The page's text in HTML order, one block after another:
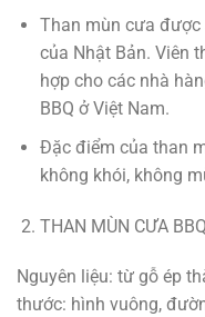
Than mùn cưa được
của Nhật Bản. Viên
hợp cho các nhà
BBQ ở Việt Nam.
Đặc điểm của than
không khói, không
THAN MÙN CƯA
Nguyên liệu: từ gỗ ép
thước: hình vuông,